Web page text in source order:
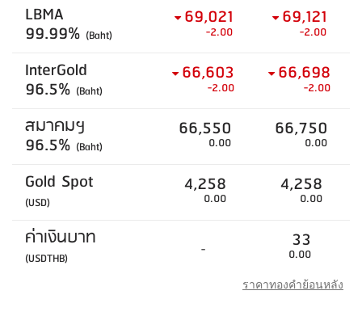
LBMA
99.99% (Baht)
69,021
-2.00
69,121
-2.00
InterGold
96.5% (Baht)
66,603
-2.00
66,698
-2.00
สมาคมฯ
96.5% (Baht)
66,550
0.00
66,750
0.00
Gold Spot
(USD)
4,258
0.00
4,258
0.00
ค่าเงินบาท
(USDTHB) - 33
0.00
ราคาทองคำย้อนหลัง